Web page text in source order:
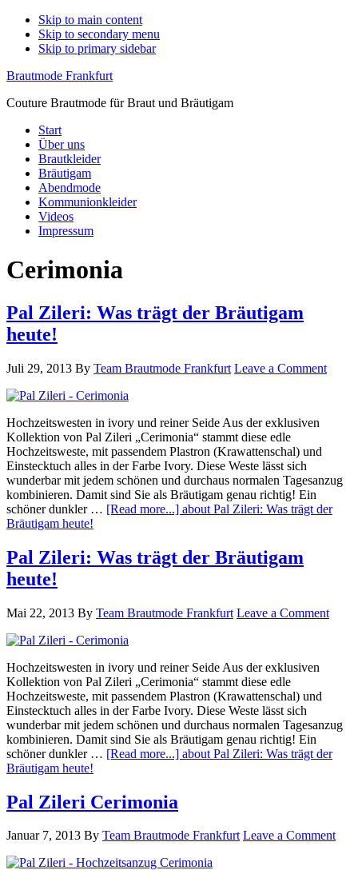
Skip to main content
Skip to secondary menu
Skip to primary sidebar
Brautmode Frankfurt
Couture Brautmode für Braut und Bräutigam
Start
Über uns
Brautkleider
Bräutigam
Abendmode
Kommunionkleider
Videos
Impressum
Cerimonia
Pal Zileri: Was trägt der Bräutigam
heute!
Juli 29, 2013 By Team Brautmode Frankfurt Leave a Comment
Hochzeitswesten in ivory und reiner Seide Aus der exklusiven
Kollektion von Pal Zileri „Cerimonia“ stammt diese edle
Hochzeitsweste, mit passendem Plastron (Krawattenschal) und
Einstecktuch alles in der Farbe Ivory. Diese Weste lässt sich
wunderbar mit jedem schönen und durchaus normalen Tagesanzug
kombinieren. Damit sind Sie als Bräutigam genau richtig! Ein
schöner dunkler … [Read more...] about Pal Zileri: Was trägt der
Bräutigam heute!
Pal Zileri: Was trägt der Bräutigam
heute!
Mai 22, 2013 By Team Brautmode Frankfurt Leave a Comment
Hochzeitswesten in ivory und reiner Seide Aus der exklusiven
Kollektion von Pal Zileri „Cerimonia“ stammt diese edle
Hochzeitsweste, mit passendem Plastron (Krawattenschal) und
Einstecktuch alles in der Farbe Ivory. Diese Weste lässt sich
wunderbar mit jedem schönen und durchaus normalen Tagesanzug
kombinieren. Damit sind Sie als Bräutigam genau richtig! Ein
schöner dunkler … [Read more...] about Pal Zileri: Was trägt der
Bräutigam heute!
Pal Zileri Cerimonia
Januar 7, 2013 By Team Brautmode Frankfurt Leave a Comment